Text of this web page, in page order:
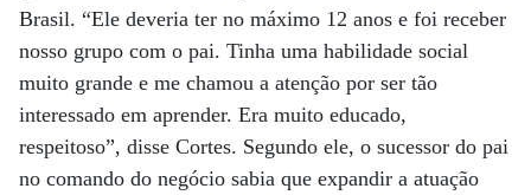
Brasil. “Ele deveria ter no máximo 12 anos e foi receber
nosso grupo com o pai. Tinha uma habilidade social
muito grande e me chamou a atenção por ser tão
interessado em aprender. Era muito educado,
respeitoso”, disse Cortes. Segundo ele, o sucessor do pai
no comando do negócio sabia que expandir a atuação